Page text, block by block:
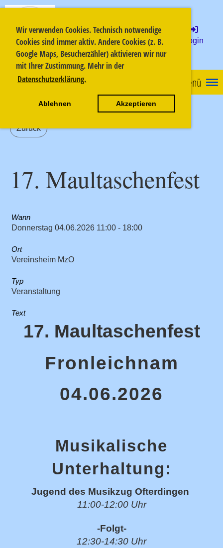
Wir verwenden Cookies. Technisch notwendige
Cookies sind immer aktiv. Andere Cookies (z. B.
Google Maps, Besucherzähler) aktivieren wir nur
mit Ihrer Zustimmung. Mehr in der
Datenschutzerklärung.
Ablehnen Akzeptieren
Musikzug Ofterdingen
e.V.
Login
Menü
Zurück
17. Maultaschenfest
Wann
Donnerstag 04.06.2026 11:00 - 18:00
Ort
Vereinsheim MzO
Typ
Veranstaltung
Text
17. Maultaschenfest
Fronleichnam
04.06.2026
Musikalische
Unterhaltung:
Jugend des Musikzug Ofterdingen
11:00-12:00 Uhr
-Folgt-
12:30-14:30 Uhr